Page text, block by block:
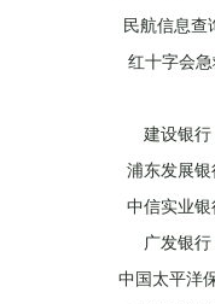
民航信息查
红十字会
建设银
浦东发展
中信实业
广发银
中国太平洋